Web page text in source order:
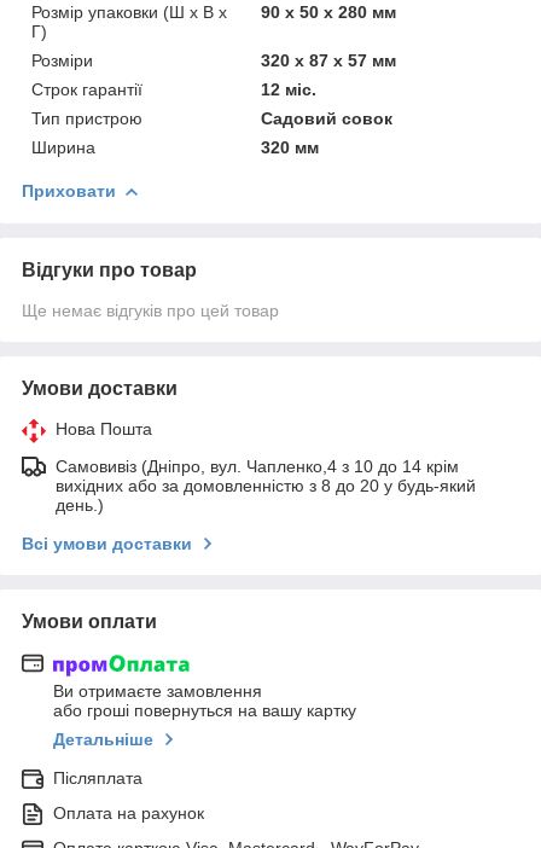
Розмір упаковки (Ш х В х
Г)
90 x 50 x 280 мм
Розміри
320 x 87 x 57 мм
Строк гарантії
12 міс.
Тип пристрою
Садовий совок
Ширина
320 мм
Приховати
Відгуки про товар
Ще немає відгуків про цей товар
Умови доставки
Нова Пошта
Самовивіз (Дніпро, вул. Чапленко,4 з 10 до 14 крім
вихідних або за домовленністю з 8 до 20 у будь-який
день.)
Всі умови доставки
Умови оплати
Ви отримаєте замовлення
або гроші повернуться на вашу картку
Детальніше
Післяплата
Оплата на рахунок